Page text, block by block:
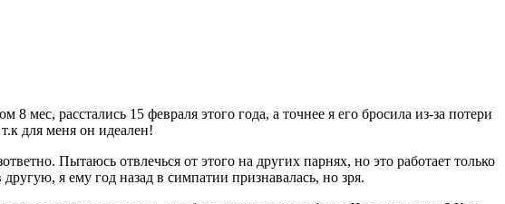
мес, расстались 15 февраля этого года, а точнее я его бросила из-за потери
для меня он идеален!
Пытаюсь отвлечься от этого на других парнях, но это работает только
я ему год назад в симпатии признавалась, но зря.